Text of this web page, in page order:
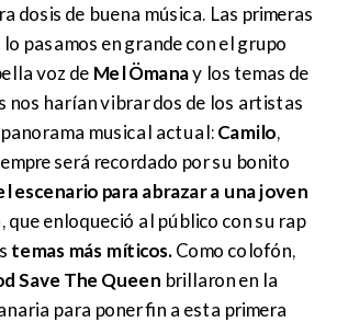
dosis de buena música. Las primeras
pasamos en grande con el grupo
voz de Mel Ömanay los temas de
nos harían vibrar dos de los artistas
musical actual:Camilo,
será recordado por su bonito
escenario para abrazar a una joven
, que enloqueció al público con su rap
temas más míticos.Como colofón,
Save The Queen brillaron en la
para poner fin a esta primera